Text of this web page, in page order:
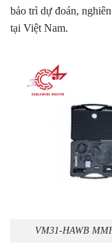
bảo trì dự đoán,
tại Việt Nam.
VM31-HAWB